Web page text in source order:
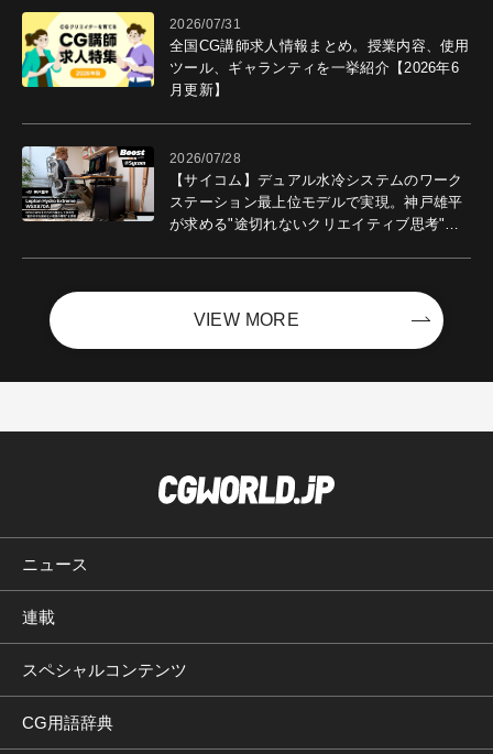
2026/07/31
全国CG講師求人情報まとめ。授業内容、使用
ツール、ギャランティを一挙紹介【2026年6
月更新】
2026/07/28
【サイコム】デュアル水冷システムのワーク
ステーション最上位モデルで実現。神戸雄平
が求める"途切れないクリエイティブ思考"｜
VIEW MORE
ニュース
連載
スペシャルコンテンツ
CG用語辞典